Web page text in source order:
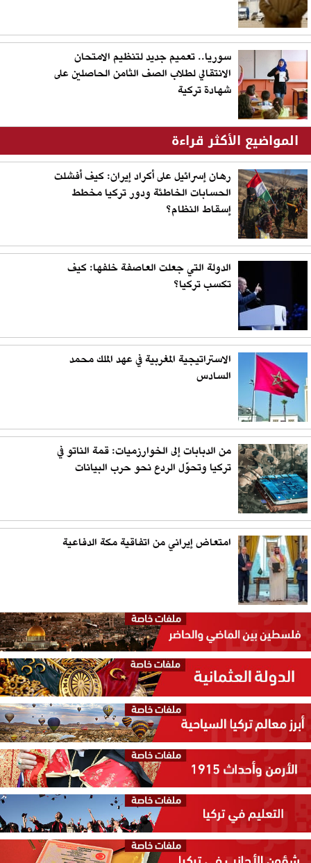
سوريا.. تعميم جديد لتنظيم الامتحان
الانتقالي لطلاب الصف الثامن الحاصلين على
شهادة تركية
المواضيع الأكثر قراءة
رهان إسرائيل على أكراد إيران: كيف أفشلت
الحسابات الخاطئة ودور تركيا مخطط
إسقاط النظام؟
الدولة التي جعلت العاصفة خلفها: كيف
تكسب تركيا؟
الاستراتيجية المغربية في عهد الملك محمد
السادس
من الدبابات إلى الخوارزميات: قمة الناتو في
تركيا وتحوّل الردع نحو حرب البيانات
امتعاض إيراني من اتفاقية مكة الدفاعية